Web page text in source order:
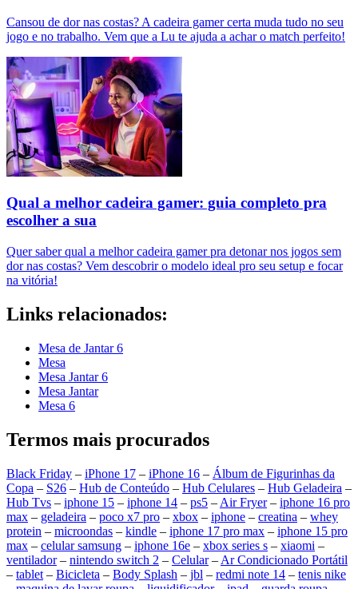
Cansou de dor nas costas? A cadeira gamer certa muda tudo no seu
jogo e no trabalho. Vem que a Lu te ajuda a achar o match perfeito!
Qual a melhor cadeira gamer: guia completo pra
escolher a sua
Quer saber qual a melhor cadeira gamer pra detonar nos jogos sem
dor nas costas? Vem descobrir o modelo ideal pro seu setup e focar
na vitória!
Links relacionados:
Mesa de Jantar 6
Mesa
Mesa Jantar 6
Mesa Jantar
Mesa 6
Termos mais procurados
Black Friday – iPhone 17 – iPhone 16 – Álbum de Figurinhas da
Copa – S26 – Hub de Conteúdo – Hub Celulares – Hub Geladeira –
Hub Tvs – iphone 15 – iphone 14 – ps5 – Air Fryer– iphone 16 pro
max – geladeira – poco x7 pro – xbox – iphone – creatina – whey
protein – microondas – kindle – iphone 17 pro max – iphone 15 pro
max – celular samsung – iphone 16e – xbox series s – xiaomi –
ventilador– nintendo switch 2 – Celular– Ar Condicionado Portátil
– tablet – Bicicleta – Body Splash – jbl – redmi note 14 – tenis nike